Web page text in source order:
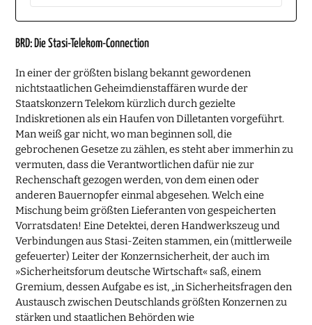
BRD: Die Stasi-Telekom-Connection
In einer der größten bislang bekannt gewordenen
nichtstaatlichen Geheimdienstaffären wurde der
Staatskonzern Telekom kürzlich durch gezielte
Indiskretionen als ein Haufen von Dilletanten vorgeführt.
Man weiß gar nicht, wo man beginnen soll, die
gebrochenen Gesetze zu zählen, es steht aber immerhin zu
vermuten, dass die Verantwortlichen dafür nie zur
Rechenschaft gezogen werden, von dem einen oder
anderen Bauernopfer einmal abgesehen. Welch eine
Mischung beim größten Lieferanten von gespeicherten
Vorratsdaten! Eine Detektei, deren Handwerkszeug und
Verbindungen aus Stasi-Zeiten stammen, ein (mittlerweile
gefeuerter) Leiter der Konzernsicherheit, der auch im
»Sicherheitsforum deutsche Wirtschaft« saß, einem
Gremium, dessen Aufgabe es ist, „in Sicherheitsfragen den
Austausch zwischen Deutschlands größten Konzernen zu
stärken und staatlichen Behörden wie